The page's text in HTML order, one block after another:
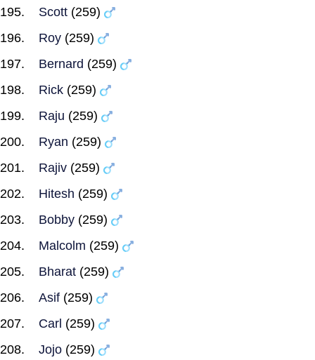
Scott (259)
Roy (259)
Bernard (259)
Rick (259)
Raju (259)
Ryan (259)
Rajiv (259)
Hitesh (259)
Bobby (259)
Malcolm (259)
Bharat (259)
Asif (259)
Carl (259)
Jojo (259)